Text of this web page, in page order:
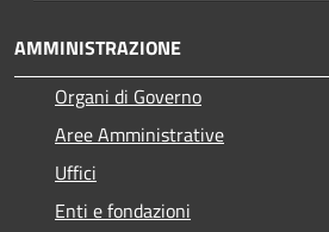
AMMINISTRAZIONE
Organi di Governo
Aree Amministrative
Uffici
Enti e fondazioni